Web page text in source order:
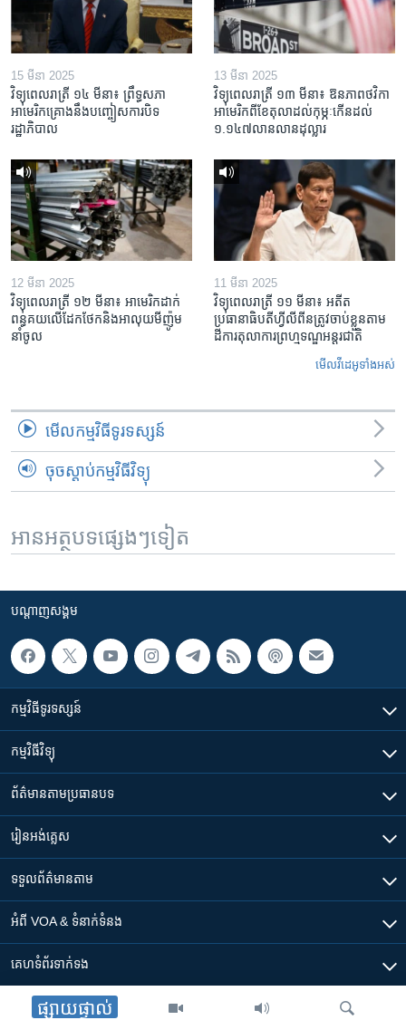
ផ្សាយផ្ទាល់
15 មីនា 2025
វិទ្យុពេលរាត្រី ១៤ មីនា៖ ព្រឹទ្ធសភា
អាមេរិកគ្រោងនឹងបញ្ចៀសការបិទ
រដ្ឋាភិបាល
13 មីនា 2025
វិទ្យុពេលរាត្រី ១៣ មីនា៖ ឱនភាព​ថវិកា​
អាមេរិក​ពី​ខែ​តុលា​ដល់​កុម្ភៈ​កើន​ដល់​
១.១៤៧​លានលាន​ដុល្លារ
12 មីនា 2025
វិទ្យុពេលរាត្រី ១២ មីនា៖ អាមេរិក​ដាក់​
ពន្ធគយ​លើ​ដែកថែក​និង​អាលុយ​មីញ៉ូម​
នាំចូល
11 មីនា 2025
វិទ្យុពេលរាត្រី ១១ មីនា៖ អតីត​
ប្រធានាធិបតីហ្វីលីពីន​ត្រូវ​ចាប់ខ្លួនតាម
ដីការ​តុលាការ​ព្រហ្មទណ្ឌ​អន្តរជាតិ
មើល​វីដេអូ​ទាំង​អស់
មើល​កម្មវិធី​ទូរទស្សន៍
ចុចស្តាប់កម្មវិធីវិទ្យុ
អានអត្ថបទផ្សេងៗទៀត
បណ្តាញ​សង្គម
កម្មវិធី​ទូរទស្សន៍
កម្មវិធី​វិទ្យុ
ព័ត៌មាន​តាមប្រធានបទ​
រៀន​​អង់គ្លេស
ទទួល​ព័ត៌មាន​តាម
អំពី​ VOA & ទំនាក់ទំនង
គេហទំព័រ​​ទាក់ទង
ទាញយក​ App ផ្សេងៗ​របស់​ VOA